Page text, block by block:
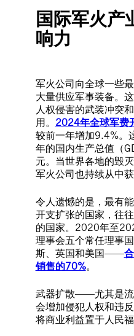
国际军火产
响力
军火公司向全球一些
大量供应军事装备。
人权侵害的武装冲突
用。 2024年全球军费
较前一年增加9.4%。
年的国内生产总值（
元。当世界各地的毁
军火公司也持续从中获
令人遗憾的是，最有
开支扩张的国家，往
的国家。2020年至
理事会五个常任理事
斯、英国和美国——
销售的70%。
武器扩散——尤其是
会增加侵犯人权和违
将商业利益置于人民福